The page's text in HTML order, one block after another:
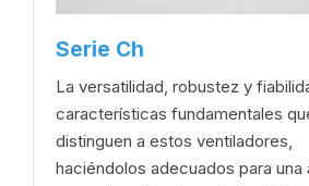
Serie Ch
La versatilidad, robustez y
características fundamentales
distinguen a estos ventiladores,
haciéndolos adecuados para una